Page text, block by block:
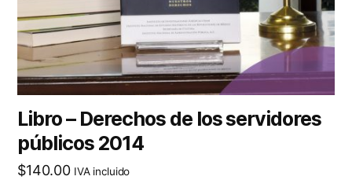
Libro – Derechos de los servidores
públicos 2014
$140.00 IVA incluido